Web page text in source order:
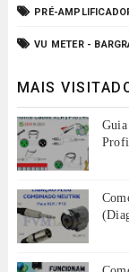
PRÉ-
VU METER -
MAIS